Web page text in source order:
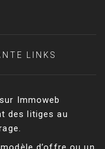
LINKS
Immoweb
des litiges au